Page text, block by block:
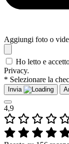
Aggiungi foto o
Ho letto e
Privacy.
* Selezionare la
Invia
4,9